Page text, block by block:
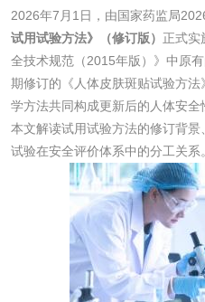
2026年7月1日，由国家药监局
试用试验方法》（修订版） 正式实
全技术规范（2015年版）》中原
期修订的《人体皮肤斑贴试验方
学方法共同构成更新后的人体安全
本文解读试用试验方法的修订背
试验在安全评价体系中的分工关系。
性试
皮肤光变态
验
日化产品
洗衣液
花露水
清洗剂
洗手液